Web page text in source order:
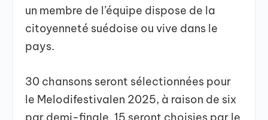
un membre de l’équipe dispose de la
citoyenneté suédoise ou vive dans le
pays.
30 chansons seront sélectionnées pour
le Melodifestivalen 2025, à raison de six
par demi-finale. 15 seront choisies par le